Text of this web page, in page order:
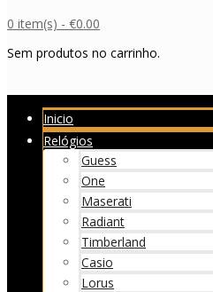
0 item(s) - €0.00
Sem produtos no carrinho.
Inicio
Relógios
Guess
One
Maserati
Radiant
Timberland
Casio
Lorus